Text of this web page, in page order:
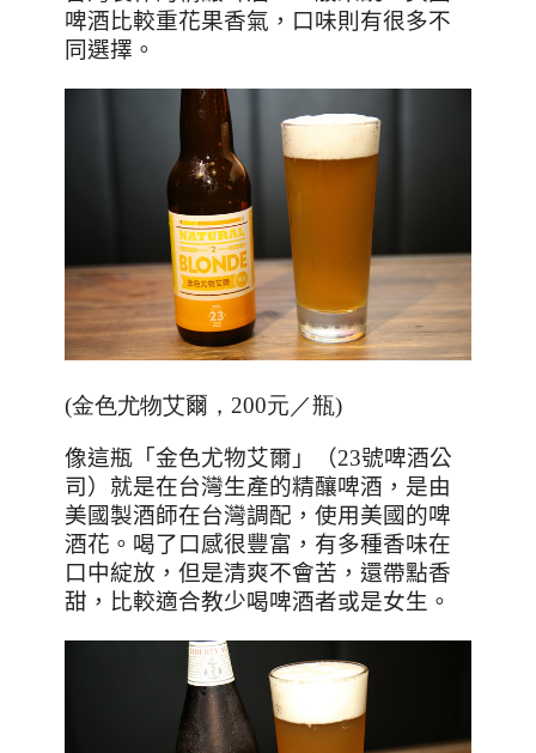
啤酒比較重花果香氣，口味則有很多不
同選擇。
(金色尤物艾爾，200元／瓶)
像這瓶「金色尤物艾爾」（23號啤酒公
司）就是在台灣生產的精釀啤酒，是由
美國製酒師在台灣調配，使用美國的啤
酒花。喝了口感很豐富，有多種香味在
口中綻放，但是清爽不會苦，還帶點香
甜，比較適合教少喝啤酒者或是女生。